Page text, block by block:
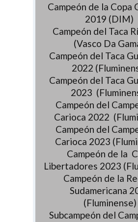
Campeón de la Copa
2019 (DIM)
Campeón del Taca
(Vasco Da
Campeón del Taca
2022
Campeón del Taca
2023
Campeón del
Carioca 2022
Campeón del
Carioca 2023
Campeón de la
Libertadores 2023
Campeón de la
Sudamericana
(Fluminense)
Subcampeón del